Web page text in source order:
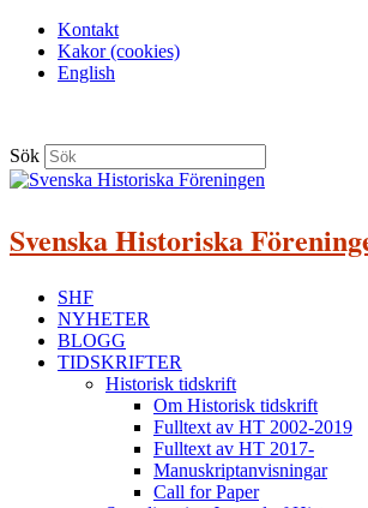
Kontakt
Kakor (cookies)
English
Sök
Svenska Historiska
SHF
NYHETER
BLOGG
TIDSKRIFTER
Historisk tidskrift
Om Historisk tidskrift
Fulltext av HT 2002-2019
Fulltext av HT 2017-
Manuskriptanvisningar
Call for Paper